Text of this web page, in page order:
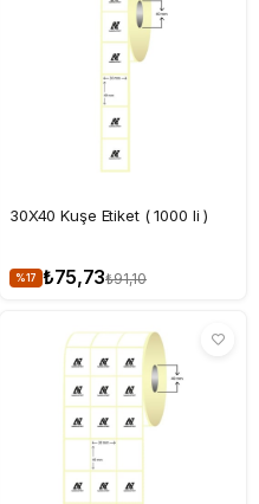
30X40 Kuşe Etiket ( 1000 li )
%17 ₺75,73₺91,10